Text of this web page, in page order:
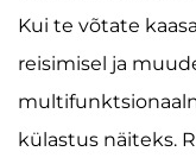
Kui te võtate
reisimisel ja
külastus näiteks.